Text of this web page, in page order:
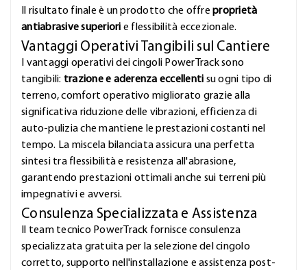
Il risultato finale è un prodotto che offreproprietà
antiabrasive superiori e flessibilità eccezionale.
Vantaggi Operativi Tangibili sul Cantiere
I vantaggi operativi dei cingoli PowerTrack sono
tangibili: trazione e aderenza eccellenti su ogni tipo di
terreno, comfort operativo migliorato grazie alla
significativa riduzione delle vibrazioni, efficienza di
auto-pulizia che mantiene le prestazioni costanti nel
tempo. La miscela bilanciata assicura una perfetta
sintesi tra flessibilità e resistenza all'abrasione,
garantendo prestazioni ottimali anche sui terreni più
impegnativi e avversi.
Consulenza Specializzata e Assistenza
Il team tecnico PowerTrack fornisce consulenza
specializzata gratuita per la selezione del cingolo
corretto, supporto nell'installazione e assistenza post-